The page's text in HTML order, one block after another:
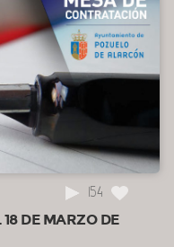
154
DE MARZO DE